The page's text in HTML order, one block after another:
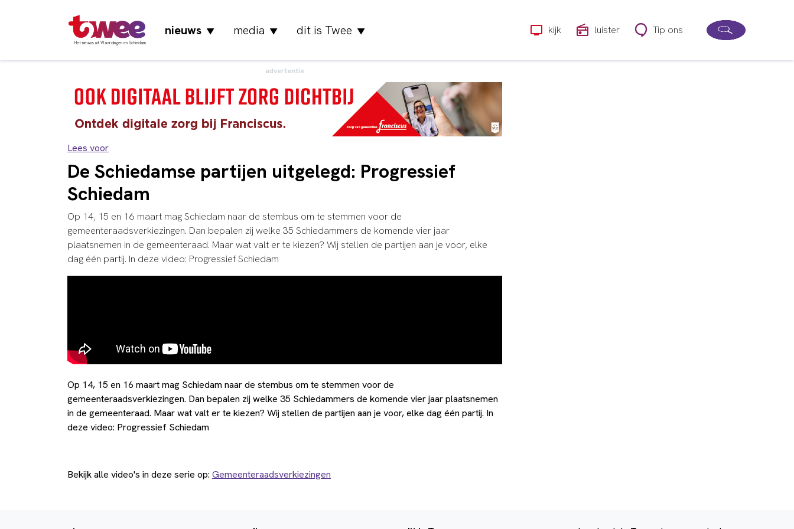
Het nieuws uit Vlaardingen en Schiedam
nieuws▼ media ▼ dit is Twee ▼ kijk luister Tip ons
advertentie
Lees voor
De Schiedamse partijen uitgelegd: Progressief
Schiedam
Op 14, 15 en 16 maart mag Schiedam naar de stembus om te stemmen voor de
gemeenteraadsverkiezingen. Dan bepalen zij welke 35 Schiedammers de komende vier jaar
plaatsnemen in de gemeenteraad. Maar wat valt er te kiezen? Wij stellen de partijen aan je voor, elke
dag één partij. In deze video: Progressief Schiedam
Op 14, 15 en 16 maart mag Schiedam naar de stembus om te stemmen voor de
gemeenteraadsverkiezingen. Dan bepalen zij welke 35 Schiedammers de komende vier jaar plaatsnemen
in de gemeenteraad. Maar wat valt er te kiezen? Wij stellen de partijen aan je voor, elke dag één partij. In
deze video: Progressief Schiedam
Bekijk alle video's in deze serie op: Gemeenteraadsverkiezingen